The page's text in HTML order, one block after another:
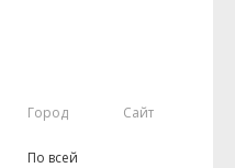
Город Сайт
По всей